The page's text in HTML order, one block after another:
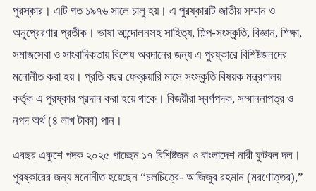
পুরস্কার। এটি গত ১৯৭৬ সালে চালু হয়। এ পুরষ্কারটি জাতীয় সম্মান ও
অনুপ্রেরণার প্রতীক। ভাষা আন্দোলনসহ সাহিত্য, শিল্প-সংস্কৃতি, বিজ্ঞান, শিক্ষা,
সমাজসেবা ও সাংবাদিকতায় বিশেষ অবদানের জন্য এ পুরষ্কারে বিশিষ্টজনদের
মনোনীত করা হয়। প্রতি বছর ফেব্রুয়ারি মাসে সংস্কৃতি বিষয়ক মন্ত্রণালয়
কর্তৃক এ পুরষ্কার প্রদান করা হয়ে থাকে। বিজয়ীরা স্বর্ণপদক, সম্মাননাপত্র ও
নগদ অর্থ (৪ লাখ টাকা) পান।
এবছর একুশে পদক ২০২৫ পাচ্ছেন ১৭ বিশিষ্টজন ও বাংলাদেশ নারী ফুটবল দল।
পুরষ্কারের জন্য মনোনীত হয়েছেন “চলচিত্রে- আজিজুর রহমান (মরণোত্তর),”